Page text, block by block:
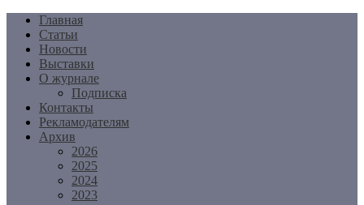
Перейти
содержимому
Главная
Статьи
Новости
Выставки
О журнале
Подписка
Контакты
Рекламодателям
Архив
2026
2025
2024
2023